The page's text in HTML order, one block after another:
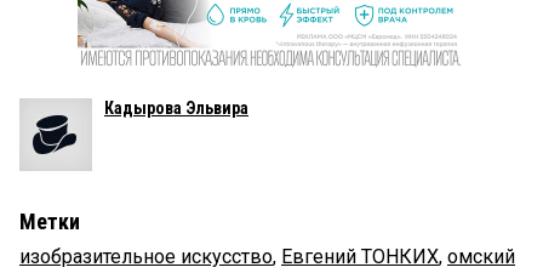
Кадырова Эльвира
Метки
изобразительное искусство, Евгений ТОНКИХ, омский